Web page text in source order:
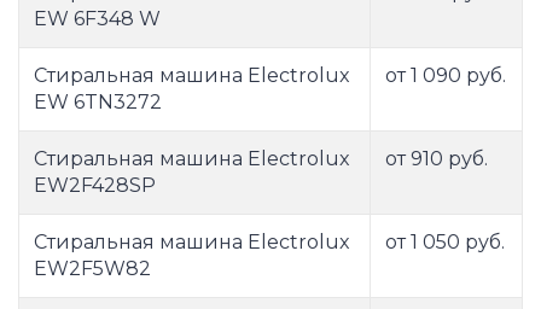
EW 6F348 W
Стиральная машина Electrolux
EW 6TN3272
от 1 090 руб.
Стиральная машина Electrolux
EW2F428SP
от 910 руб.
Стиральная машина Electrolux
EW2F5W82
от 1 050 руб.